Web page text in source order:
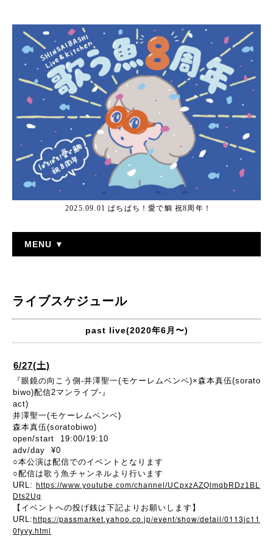
2025.09.01 ぱちぱち！愛で鯛 祝8周年！
MENU ▼
ライブスケジュール
past live(2020年6月〜)
6/27(土)
『眼鏡の向こう側-井澤聖一(モケーレムベンベ)×森本真伍(sorato
biwo)配信2マンライブ-』
act)
井澤聖一(モケーレムベンベ)
森本真伍(soratobiwo)
open/start 19:00/19:10
adv/day ¥0
○本公演は配信でのイベントとなります
○配信は歌う魚チャンネルより行います
URL: https://www.youtube.com/channel/UCpxzAZQlmqbRDz1BL
Dts2Ug
【イベントへの投げ銭は下記よりお願いします】
URL:https://passmarket.yahoo.co.jp/event/show/detail/0113jc11
0fyvy.html